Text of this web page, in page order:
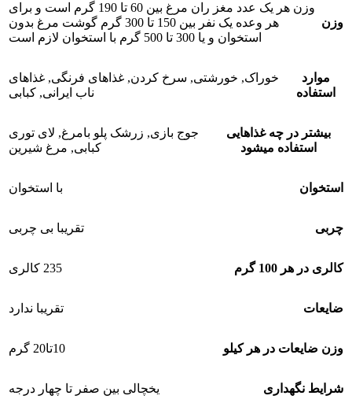
وزن
وزن هر یک عدد مغز ران مرغ بین 60 تا 190 گرم است و برای
هر وعده یک نفر بین 150 تا 300 گرم گوشت مرغ بدون
استخوان و یا 300 تا 500 گرم با استخوان لازم است
موارد
استفاده
خوراک, خورشتی, سرخ کردن, غذاهای فرنگی, غذاهای
ناب ایرانی, کبابی
بیشتر در چه غذاهایی
استفاده میشود
جوج بازی, زرشک پلو بامرغ, لای توری
کبابی, مرغ شیرین
استخوان با استخوان
چربی تقریبا بی چربی
کالری در هر 100 گرم 235 کالری
ضایعات تقریبا ندارد
وزن ضایعات در هر کیلو 10تا20 گرم
شرایط نگهداری یخچالی بین صفر تا چهار درجه